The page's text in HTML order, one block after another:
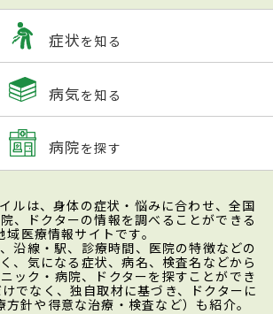
症状を知る
病気を知る
病院を探す
ルは、身体の症状・悩みに合わせ、全国
、ドクターの情報を調べることができる
域医療情報サイトです。
沿線・駅、診療時間、医院の特徴などの
、気になる症状、病名、検査名などから
ック・病院、ドクターを探すことができ
でなく、独自取材に基づき、ドクターに
針や得意な治療・検査など）も紹介。